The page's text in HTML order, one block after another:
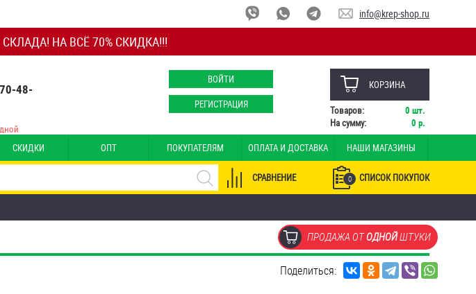
НА ВСЁ 70% СКИДКА!!!
info@krep-shop.ru
48-
ВОЙТИ
РЕГИСТРАЦИЯ
КОРЗИНА
Товаров: 0 шт.
На сумму:
0 р.
СКИДКИ ОПТ ПОКУПАТЕЛЯМ ОПЛАТА И ДОСТАВКА НАШИ МАГАЗИНЫ
0 СПИСОК ПОКУПОК
СРАВНЕНИЕ
ПРОДАЖА ОТОДНОЙШТУКИ
Поделиться: